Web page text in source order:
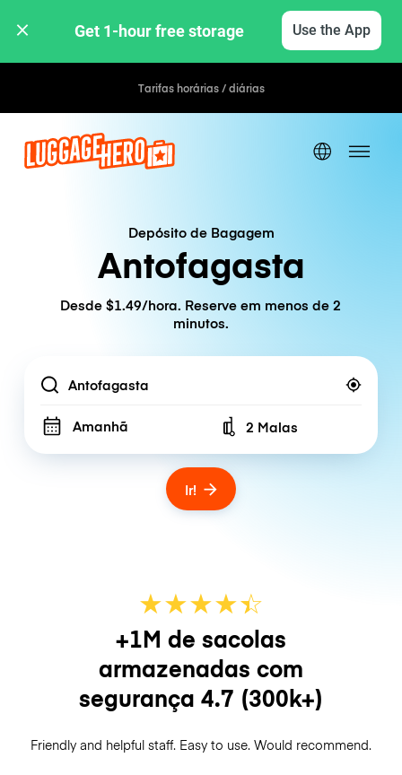
Get 1-hour free storage Use the App
Tarifas horárias / diárias
Depósito de Bagagem
Antofagasta
Desde $1.49/hora. Reserve em menos de 2
minutos.
Location
Amanhã Number of bags
2 Malas
Ir!
★★★★☆
★
+1M de sacolas
armazenadas com
segurança 4.7 (300k+)
Friendly and helpful staff. Easy to use. Would recommend.